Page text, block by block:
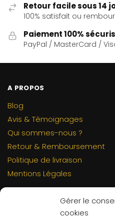
Gérer le
cookies
Retour facile sous 14
100% satisfait ou
Paiement 100%
PayPal / MasterCard /
A PROPOS
Blog
Avis & Témoignages
Qui sommes-nous ?
Retour & Remboursement
Politique de livraison
Mentions Légales